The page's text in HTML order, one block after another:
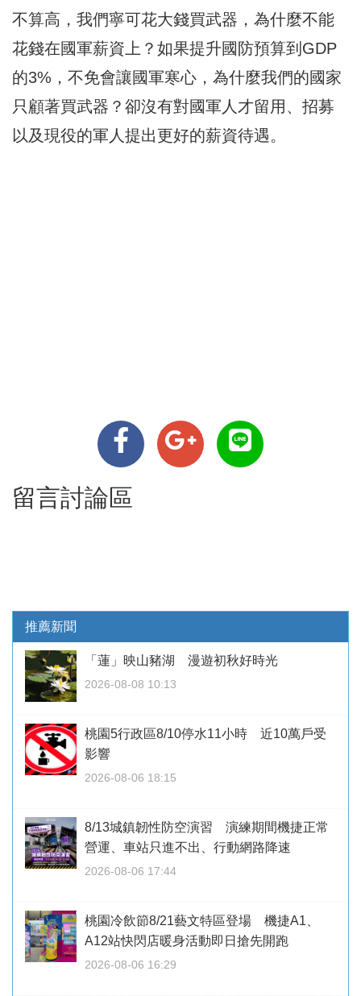
不算高，我們寧可花大錢買武器，為什麼不能
花錢在國軍薪資上？如果提升國防預算到GDP
的3%，不免會讓國軍寒心，為什麼我們的國家
只顧著買武器？卻沒有對國軍人才留用、招募
以及現役的軍人提出更好的薪資待遇。
留言討論區
推薦新聞
「蓮」映山豬湖 漫遊初秋好時光
2026-08-08 10:13
桃園5行政區8/10停水11小時 近10萬戶受
影響
2026-08-06 18:15
8/13城鎮韌性防空演習 演練期間機捷正常
營運、車站只進不出、行動網路降速
2026-08-06 17:44
桃園冷飲節8/21藝文特區登場 機捷A1、
A12站快閃店暖身活動即日搶先開跑
2026-08-06 16:29